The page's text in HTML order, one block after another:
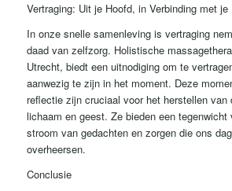
Vertraging: Uit je Hoofd, in Verbinding met je
In onze snelle samenleving is vertraging
daad van zelfzorg. Holistische
Utrecht, biedt een uitnodiging om te
aanwezig te zijn in het moment. Deze
reflectie zijn cruciaal voor het herstellen van
lichaam en geest. Ze bieden een tegenwicht
stroom van gedachten en zorgen die ons
overheersen.
Conclusie